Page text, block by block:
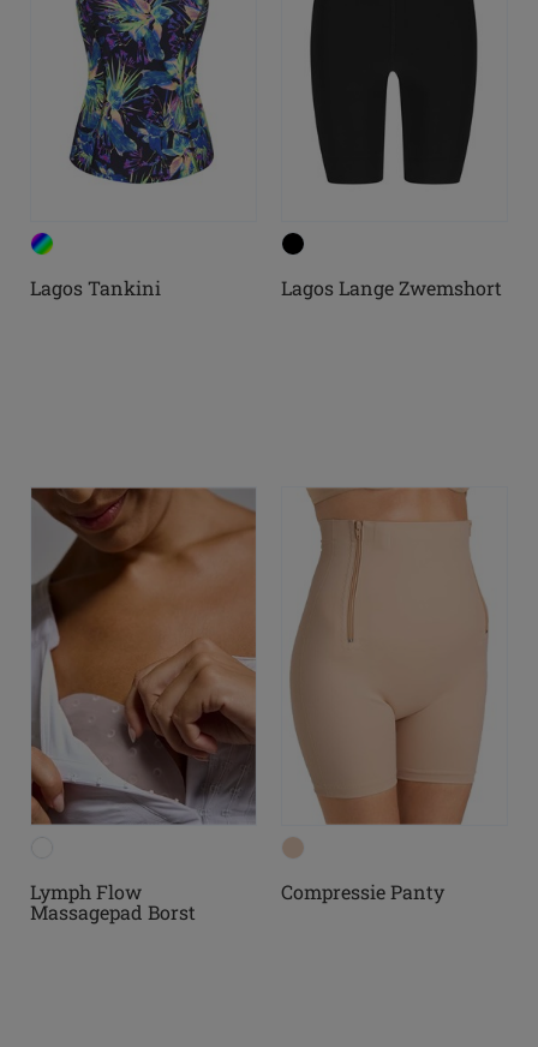
Lagos Tankini Lagos Lange Zwemshort
Lymph Flow
Massagepad Borst
Compressie Panty